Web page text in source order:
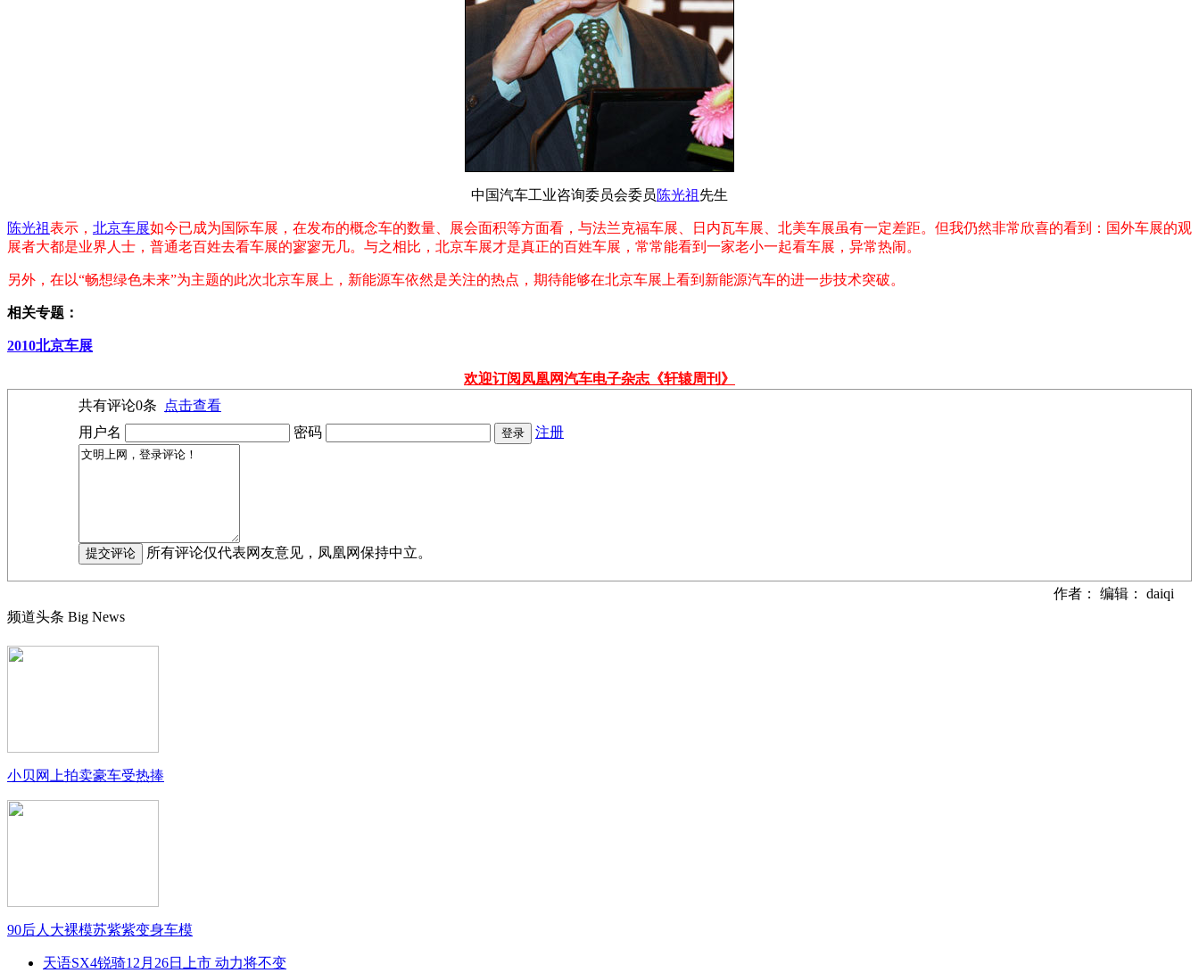
中国汽车工业咨询委员会委员陈光祖 先生
陈光祖表示， 北京车展如今已成为国际车展，在发布的概念车的数量、展会面积等方面看，与法兰克福车展、日内瓦车展、北美车展虽有一定差距。但我仍然非常欣喜的看到：国外车展的观
展者大都是业界人士，普通老百姓去看车展的寥寥无几。与之相比，北京车展才是真正的百姓车展，常常能看到一家老小一起看车展，异常热闹。
另外，在以“畅想绿色未来”为主题的此次北京车展上，新能源车依然是关注的热点，期待能够在北京车展上看到新能源汽车的进一步技术突破。
相关专题：
2010北京车展
欢迎订阅凤凰网汽车电子杂志《轩辕周刊》
共有评论0条
点击查看
用户名
密码 注册
所有评论仅代表网友意见，凤凰网保持中立。
作者： 编辑： daiqi
频道头条 Big News
小贝网上拍卖豪车受热捧
90后人大裸模苏紫紫变身车模
天语SX4锐骑12月26日上市 动力将不变